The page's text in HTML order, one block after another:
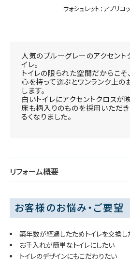
ウォシュレット：アプリコ
人気のブルーグレーのアクセント
イレ。
トイレの限られた空間だからこそ
心を持って選ぶとワンランク上
します。
白いトイレにアクセントクロスが
床も柄入りのものを採用いただ
るくなりました。
リフォーム概要
お客様のお悩み・ご要望
築年数が経過したためトイレを交換し
お手入れが簡単なトイレにしたい
トイレのデザインにもこだわりたい